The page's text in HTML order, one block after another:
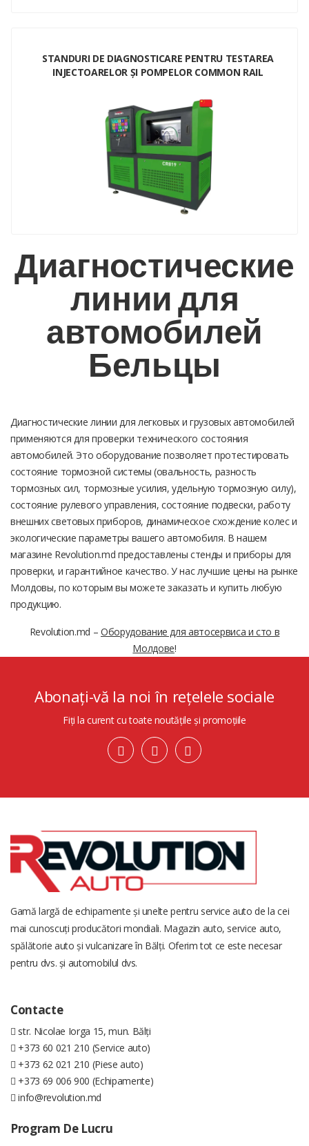
STANDURI DE DIAGNOSTICARE PENTRU TESTAREA
INJECTOARELOR ȘI POMPELOR COMMON RAIL
Диагностические
линии для
автомобилей
Бельцы
Диагностические линии для легковых и грузовых автомобилей
применяются для проверки технического состояния
автомобилей. Это оборудование позволяет протестировать
состояние тормозной системы (овальность, разность
тормозных сил, тормозные усилия, удельную тормозную силу),
состояние рулевого управления, состояние подвески, работу
внешних световых приборов, динамическое схождение колес и
экологические параметры вашего автомобиля. В нашем
магазине Revolution.md предоставлены стенды и приборы для
проверки, и гарантийное качество. У нас лучшие цены на рынке
Молдовы, по которым вы можете заказать и купить любую
продукцию.
Revolution.md – Оборудование для автосервиса и сто в
Молдове!
Abonați-vă la noi în rețelele sociale
Fiți la curent cu toate noutățile și promoțiile
Gamă largă de echipamente și unelte pentru service auto de la cei
mai cunoscuți producători mondiali. Magazin auto, service auto,
spălătorie auto și vulcanizare în Bălți. Oferim tot ce este necesar
pentru dvs. și automobilul dvs.
Contacte
str. Nicolae Iorga 15, mun. Bălți
+373 60 021 210 (Service auto)
+373 62 021 210 (Piese auto)
+373 69 006 900 (Echipamente)
info@revolution.md
Program De Lucru